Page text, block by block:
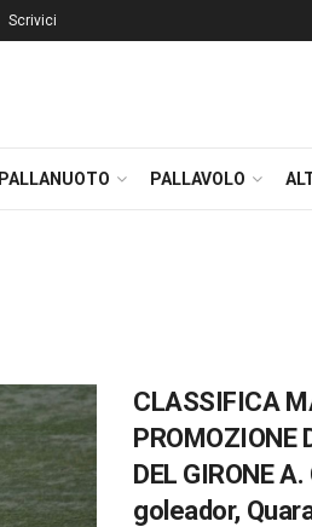
Scrivici
PALLANUOTO PALLAVOLO
CLASSIFICA
PROMOZIONE
DEL GIRONE
goleador,